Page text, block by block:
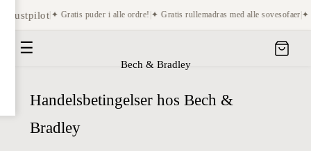
|✦ Gratis puder i alle ordre!|✦ Gratis rullemadras med alle sovesofaer|✦
☰
Bech & Bradley
Handelsbetingelser hos Bech &
Bradley